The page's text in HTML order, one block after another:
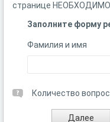
странице
Заполните форму
Фамилия и имя
Количество